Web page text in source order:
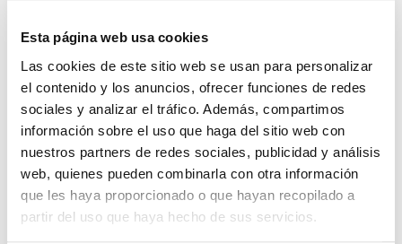
Esta página web usa cookies
Las cookies de este sitio web se usan para personalizar
el contenido y los anuncios, ofrecer funciones de redes
sociales y analizar el tráfico. Además, compartimos
información sobre el uso que haga del sitio web con
nuestros partners de redes sociales, publicidad y análisis
web, quienes pueden combinarla con otra información
que les haya proporcionado o que hayan recopilado a
partir del uso que haya hecho de sus servicios.
Ayudas al estudio para pacientes renales